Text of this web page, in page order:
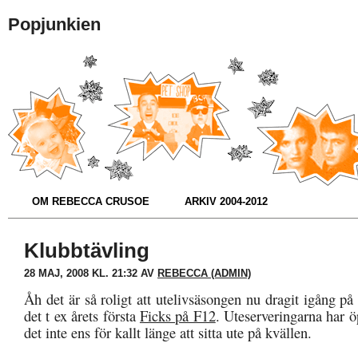
Popjunkien
OM REBECCA CRUSOE ARKIV 2004-2012
Klubbtävling
28 MAJ, 2008 KL. 21:32 AV REBECCA (ADMIN)
Åh det är så roligt att utelivsäsongen nu dragit igång
det t ex årets första Ficks på F12. Uteserveringarna har
det inte ens för kallt länge att sitta ute på kvällen.